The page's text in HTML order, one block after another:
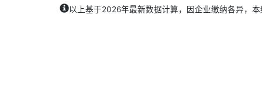
以上基于2026年最新数据计算，因企业缴纳各异，本